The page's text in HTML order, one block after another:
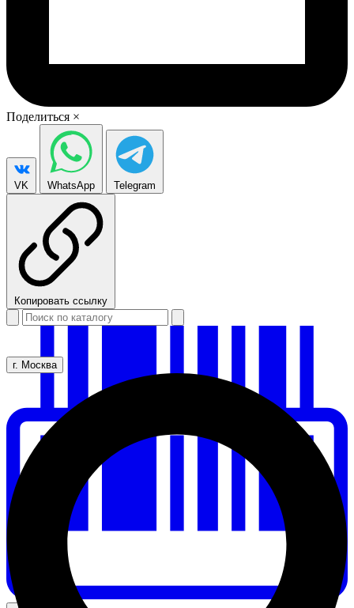
Поделиться ×
VK WhatsApp Telegram
Копировать ссылку